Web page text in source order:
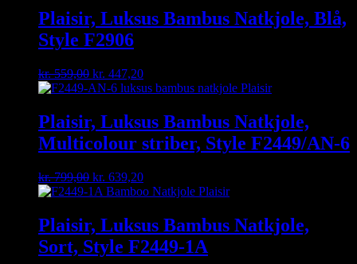
kr. 649,00.
kr. 519,20.
Plaisir, Luksus Bambus Natkjole, Blå,
Style F2906
kr.559,00 Original
price
kr. 559,00.
kr. 447,20Current
price
kr. 447,20.
Plaisir, Luksus Bambus Natkjole,
Multicolour striber, Style F2449/AN-6
kr.799,00 Original
price
kr. 799,00.
kr. 639,20Current
price
kr. 639,20.
Plaisir, Luksus Bambus Natkjole,
Sort, Style F2449-1A